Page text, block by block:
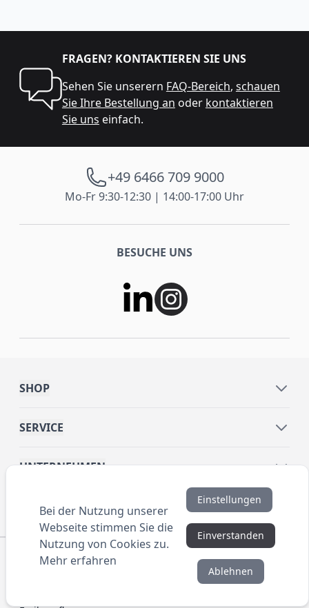
FRAGEN? KONTAKTIEREN SIE UNS
Sehen Sie unserern FAQ-Bereich, schauen
Sie Ihre Bestellung an oder kontaktieren
Sie uns einfach.
+49 6466 709 9000
Mo-Fr 9:30-12:30 | 14:00-17:00 Uhr
BESUCHE UNS
SHOP
SERVICE
UNTERNEHMEN
INFORMATIONEN
© 2016 ANYBRAND.de. All Rights Reserved. Alle
Preisangaben sind Nettopreise zzgl. MwSt. und Versand.
Kein Privatverkauf. Unser Angebot richtet sich
Bei der Nutzung unserer
Webseite stimmen Sie die
Nutzung von Cookies zu.
Mehr erfahren
Einstellungen
Einverstanden
Ablehnen